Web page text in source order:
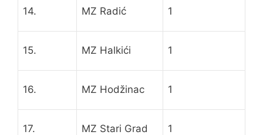
14. MZ Radić 1
15. MZ Halkići 1
16. MZ Hodžinac 1
17. MZ Stari Grad 1